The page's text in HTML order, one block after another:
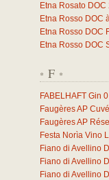
Etna Rosato DOC
Etna Rosso DOC
Etna Rosso DOC
Etna Rosso DOC
* F *
FABELHAFT Gin
Faugères AP
Faugères AP
Festa Norìa Vino
Fiano di Avellino
Fiano di Avellino
Fiano di Avellino